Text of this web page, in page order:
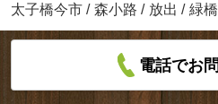
太子橋今市 / 森小路 / 放出 / 緑橋
電話でお